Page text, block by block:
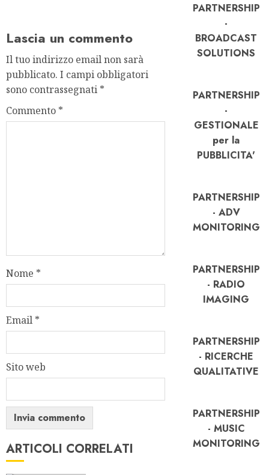
Lascia un commento
Il tuo indirizzo email non sarà
pubblicato. I campi obbligatori
sono contrassegnati *
Commento *
Nome *
Email *
Sito web
ARTICOLI CORRELATI
PARTNERSHIP
-
BROADCAST
SOLUTIONS
PARTNERSHIP
-
GESTIONALE
per la
PUBBLICITA'
PARTNERSHIP
- ADV
MONITORING
PARTNERSHIP
- RADIO
IMAGING
PARTNERSHIP
- RICERCHE
QUALITATIVE
PARTNERSHIP
- MUSIC
MONITORING